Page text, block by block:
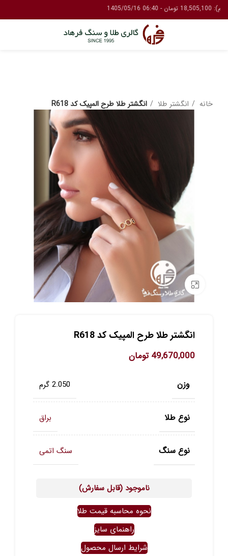
خانه انگشتر طلا انگشتر طلا طرح المپیک کد R618
برای بزرگنمایی کلیک کنید
انگشتر طلا طرح المپیک کد R618
49,670,000 تومان
وزن 2.050 گرم
نوع طلا براق
نوع سنگ سنگ اتمی
ناموجود (قابل سفارش)
نحوه محاسبه قیمت طلا
راهنمای سایز
شرایط ارسال محصول